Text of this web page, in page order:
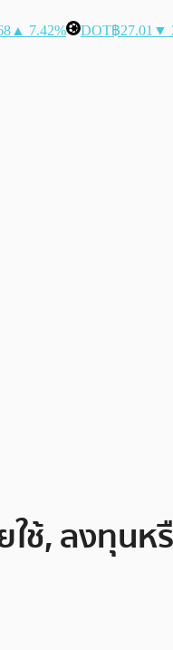
▲ 7.42% DOT฿27.01 ▼
ช้, ลงทุนห